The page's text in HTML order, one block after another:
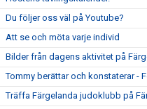
Du följer oss väl på Youtube?
Att se och möta varje individ
Bilder från dagens aktivitet på
Tommy berättar och konstaterar -
Träffa Färgelanda judoklubb på